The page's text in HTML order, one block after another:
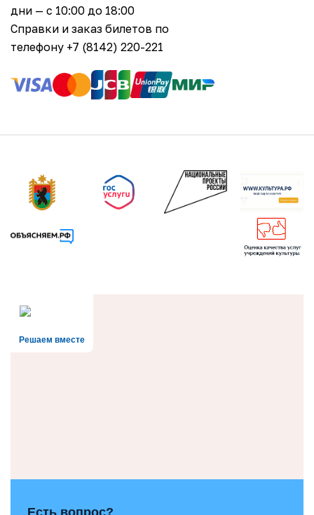
дни — с 10:00 до 18:00
Справки и заказ билетов по
телефону +7 (8142) 220-221
Решаем вместе
Есть вопрос?